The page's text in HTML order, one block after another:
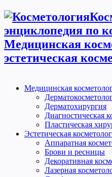
энциклопедия по
Медицинская
эстетическая
Медицинская
Дерматохирургия
Диагностическая
Пластическая
Эстетическая
Аппаратная
Брови и ресницы
Декоративная
Лазерная